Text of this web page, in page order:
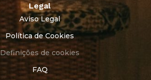
Legal
Aviso Legal
Política de Cookies
Definições de cookies
FAQ